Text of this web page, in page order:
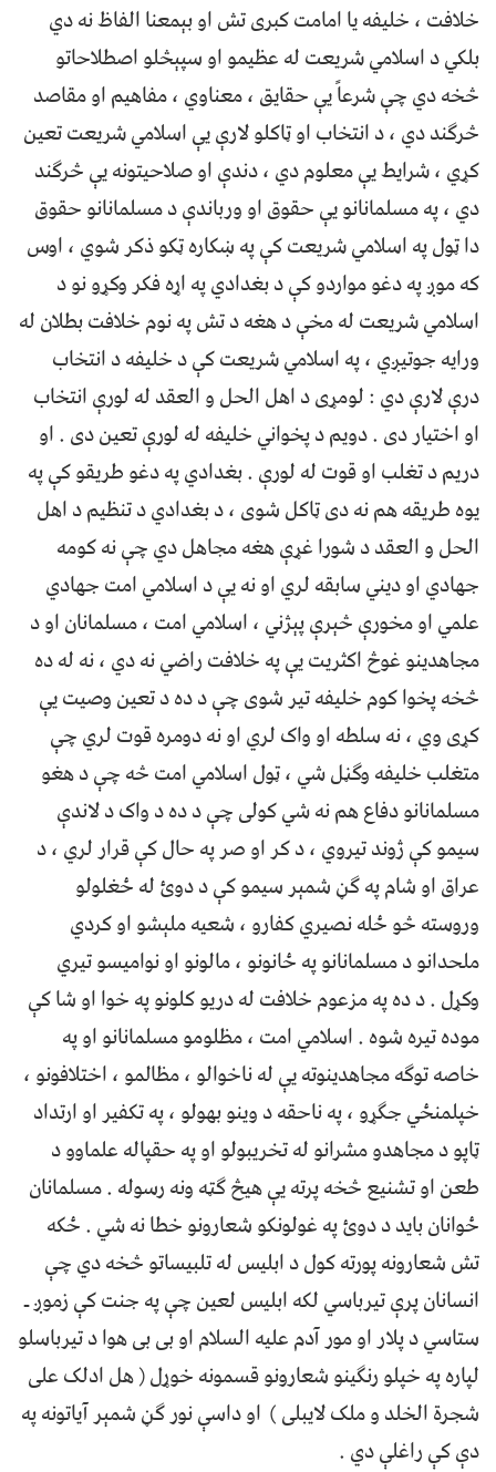
خلافت ، خلیفه یا امامت کبری تش او بېمعنا الفاظ نه دي
بلکي د اسلامي شریعت له عظیمو او سپېڅلو اصطلاحاتو
څخه دي چې شرعاً یې حقایق ، معناوي ، مفاهیم او مقاصد
څرګند دي ، د انتخاب او ټاکلو لارې یې اسلامي شریعت تعین
کړي ، شرایط یې معلوم دي ، دندې او صلاحیتونه یې څرګند
دي ، په مسلمانانو یې حقوق او ورباندې د مسلمانانو حقوق
دا ټول په اسلامي شریعت کې په ښکاره ټکو ذکر شوي ، اوس
که موږ په دغو مواردو کې د بغدادي په اړه فکر وکړو نو د
اسلامي شریعت له مخې د هغه د تش په نوم خلافت بطلان له
ورایه جوتیږي ، په اسلامي شریعت کې د خلیفه د انتخاب
درې لارې دي : لومړی د اهل الحل و العقد له لورې انتخاب
او اختیار دی . دویم د پخواني خلیفه له لورې تعین دی . او
دریم د تغلب او قوت له لورې . بغدادي په دغو طریقو کې په
یوه طریقه هم نه دی ټاکل شوی ، د بغدادي د تنظیم د اهل
الحل و العقد د شورا غړې هغه مجاهل دي چې نه کومه
جهادي او دیني سابقه لري او نه یې د اسلامي امت جهادي
علمي او مخورې څېرې پېژني ، اسلامي امت ، مسلمانان او د
مجاهدینو غوڅ اکثریت یې په خلافت راضي نه دي ، نه له ده
څخه پخوا کوم خلیفه تیر شوی چې د ده د تعین وصیت یې
کړی وي ، نه سلطه او واک لري او نه دومره قوت لري چې
متغلب خلیفه وګڼل شي ، ټول اسلامي امت څه چې د هغو
مسلمانانو دفاع هم نه شي کولی چې د ده د واک د لاندې
سیمو کې ژوند تیروي ، د کر او صر په حال کې قرار لري ، د
عراق او شام په ګڼ شمېر سیمو کې د دوئ له ځغلولو
وروسته څو ځله نصیري کفارو ، شعیه ملېشو او کردي
ملحدانو د مسلمانانو په ځانونو ، مالونو او نوامیسو تیري
وکړل . د ده په مزعوم خلافت له دریو کلونو په خوا او شا کې
موده تیره شوه . اسلامي امت ، مظلومو مسلمانانو او په
خاصه توګه مجاهدینوته یې له ناخوالو ، مظالمو ، اختلافونو ،
خپلمنځي جګړو ، په ناحقه د وینو بهولو ، په تکفیر او ارتداد
ټاپو د مجاهدو مشرانو له تخریبولو او په حقپاله علماوو د
طعن او تشنیع څخه پرته یې هیڅ ګټه ونه رسوله . مسلمانان
ځوانان باید د دوئ په غولونکو شعارونو خطا نه شي . ځکه
تش شعارونه پورته کول د ابلیس له تلبیساتو څخه دي چې
انسانان پرې تیرباسي لکه ابلیس لعین چې په جنت کې زموږ ـ
ستاسي د پلار او مور آدم علیه السلام او بی بی هوا د تیرباسلو
لپاره په خپلو رنګینو شعارونو قسمونه خوړل ( هل ادلک علی
شجرة الخلد و ملک لایبلی ) او داسې نور ګڼ شمېر آیاتونه په
دې کې راغلې دي .